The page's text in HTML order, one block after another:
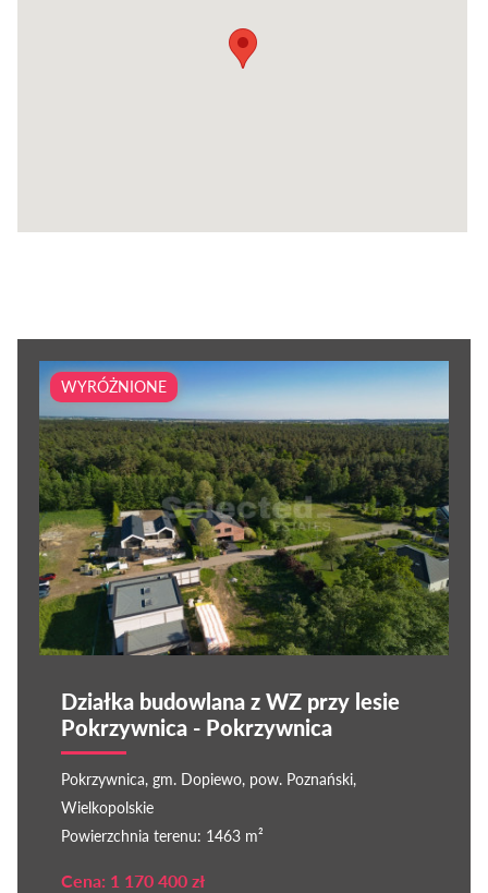
WYRÓŻNIONE
Działka budowlana z WZ przy lesie
Pokrzywnica - Pokrzywnica
Pokrzywnica, gm. Dopiewo, pow. Poznański,
Wielkopolskie
Powierzchnia terenu: 1463 m²
Cena: 1 170 400 zł